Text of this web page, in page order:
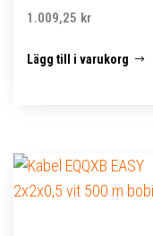
1.009,25 kr
Lägg till i varukorg